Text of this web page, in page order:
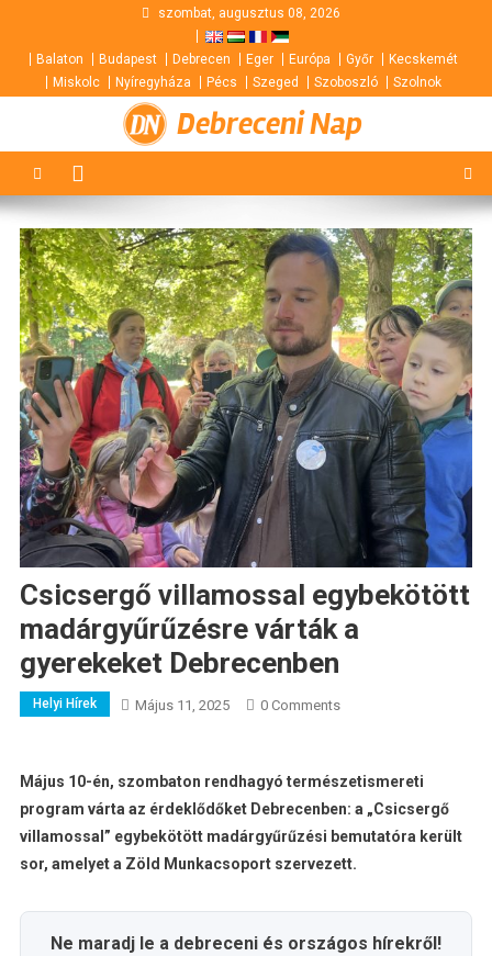
content
szombat, augusztus 08, 2026
Balaton Budapest Debrecen Eger Európa Győr
Kecskemét
Miskolc
Nyíregyháza Pécs Szeged Szoboszló Szolnok
Debreceni Nap
Csicsergő villamossal egybekötött
madárgyűrűzésre várták a
gyerekeket Debrecenben
Helyi Hírek Május 11, 2025 0 Comments
Május 10-én, szombaton rendhagyó természetismereti
program várta az érdeklődőket Debrecenben: a „Csicsergő
villamossal” egybekötött madárgyűrűzési bemutatóra került
sor, amelyet a Zöld Munkacsoport szervezett.
Ne maradj le a debreceni és országos hírekről!